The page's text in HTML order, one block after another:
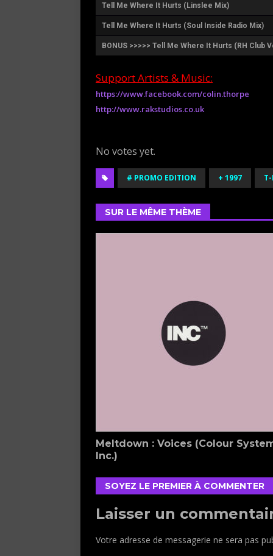
Tell Me Where It Hurts (Linslee Mix)
Tell Me Where It Hurts (Soul Inside Radio Mix)
BONUS >>>>> Tell Me Where It Hurts (RH Club
Support Artists & Music:
https://www.facebook.com/colin.thorpe
http://www.rakstudios.co.uk
No votes yet.
# PROMO EDITION + 1997
SUR LE MÊME THÈME
Meltdown : Voices (Colour
Inc.)
SOYEZ LE PREMIER À COMMENTER
Laisser un
Votre adresse de messagerie ne sera pas